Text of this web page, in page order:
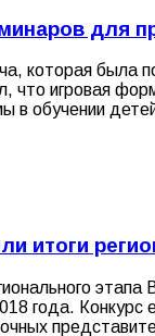
для
которая была
что игровая
в обучении
итоги
года.